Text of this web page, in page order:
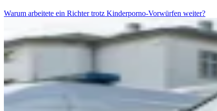
Warum arbeitete ein Richter trotz Kinderporno-Vorwürfen weiter?